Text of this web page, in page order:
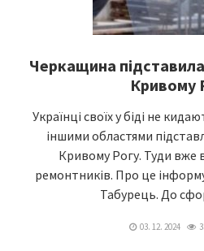
Черкащина
Кривому
Українці своїх у біді не
іншими областями
Кривому Рогу. Туди вже
ремонтників. Про це
Табурець. До
03. 12. 2024